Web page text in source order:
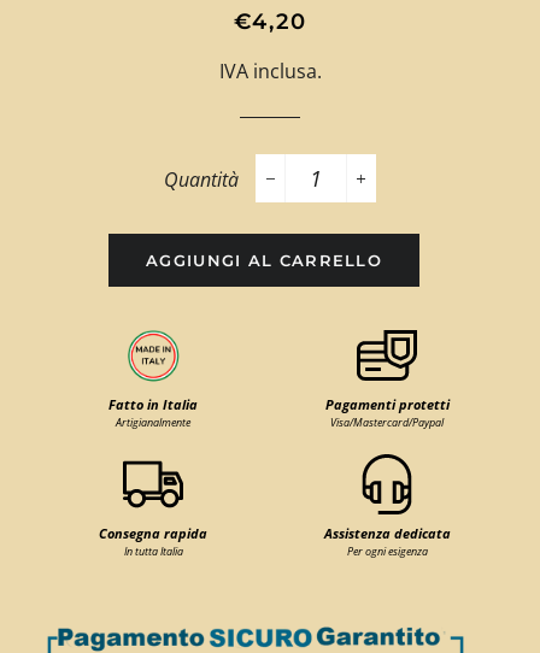
Prezzo
listino
Prezzo
€4,20
IVA inclusa.
Quantità
−
+
AGGIUNGI AL CARRELLO
Fatto in Italia
Artigianalmente
Pagamenti protetti
Visa/Mastercard/Paypal
Consegna rapida
In tutta Italia
Assistenza dedicata
Per ogni esigenza